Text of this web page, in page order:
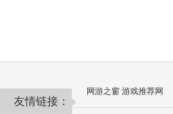
友情链接：
网游之窗 游戏推荐网